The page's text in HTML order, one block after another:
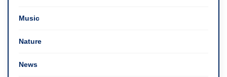
Music
Nature
News